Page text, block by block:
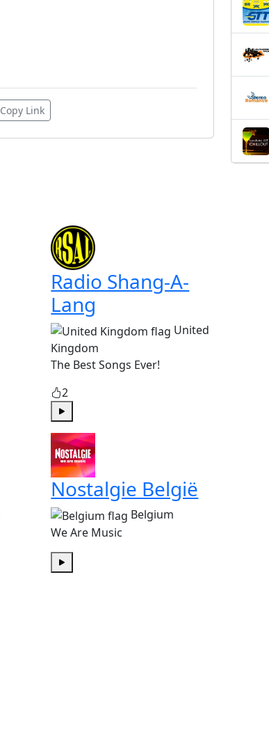
Copy Link
Radio Shang-A-
Lang
United
Kingdom
The Best Songs Ever!
2
Nostalgie België
Belgium
We Are Music